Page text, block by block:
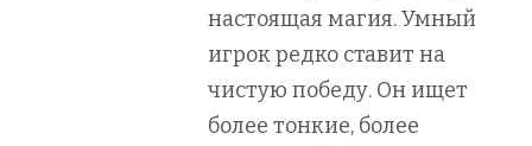
настоящая магия. Умный
игрок редко ставит на
чистую победу. Он ищет
более тонкие, более